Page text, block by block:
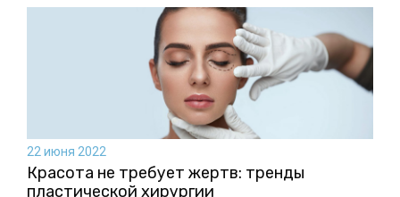
22 июня 2022
Красота не требует жертв: тренды
пластической хирургии